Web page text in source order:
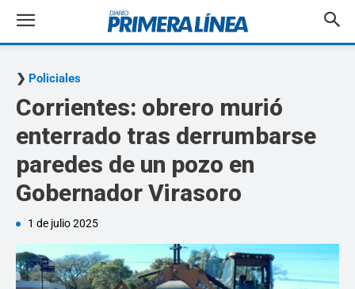
Policiales
Corrientes: obrero murió
enterrado tras derrumbarse
paredes de un pozo en
Gobernador Virasoro
1 de julio 2025